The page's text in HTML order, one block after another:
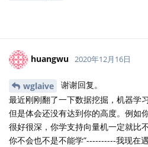
huangwu 2020年12月16日
wglaive
谢谢回复。
最近刚刚翻了一下数据挖掘，机器学
但是体会还没有达到你的高度。例如
很好很深，你学支持向量机一定就比
你不会也不是不能学”----------我现在